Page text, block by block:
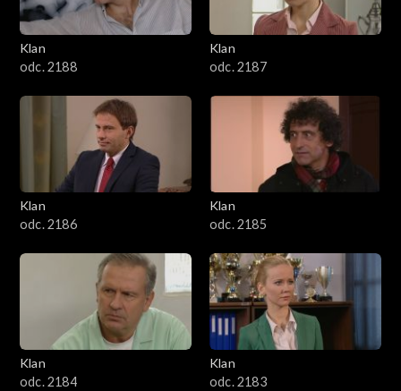
2401–2500
2301–2400
2201–2300
2101–2200
2001–2100
1901–2000
1801–1900
1701–1800
1601–1700
Klan
odc. 2188
Klan
odc. 2187
Klan
odc. 2186
Klan
odc. 2185
Klan
odc. 2184
Klan
odc. 2183